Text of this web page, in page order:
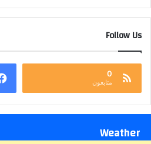
Follow Us
0
متابعون
Weather